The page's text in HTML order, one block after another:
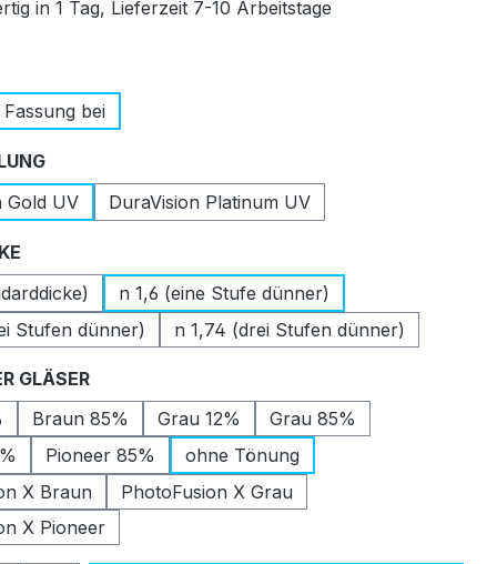
in 1 Tag, Lieferzeit 7-10 Arbeitstage
bei
auswählen
Gold UV
DuraVision Platinum UV
n 1,6 (eine Stufe dünner)
Stufen dünner)
n 1,74 (drei Stufen dünner)
GLÄSERauswählen
Braun 85% Grau 12%
Grau 85%
Pioneer 85%
ohne Tönung
X Braun
PhotoFusion X Grau
X Pioneer